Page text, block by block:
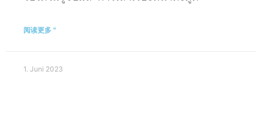
阅读更多 "
1. Juni 2023